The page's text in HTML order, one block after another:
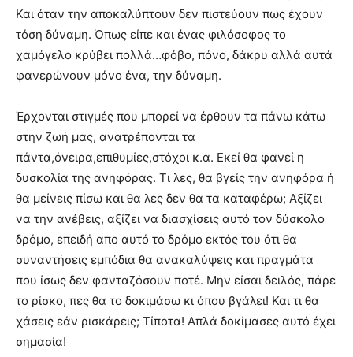
Και όταν την αποκαλύπτουν δεν πιστεύουν πως έχουν
τόση δύναμη. Όπως είπε και ένας φιλόσοφος το
χαμόγελο κρύβει πολλά…φόβο, πόνο, δάκρυ αλλά αυτά
φανερώνουν μόνο ένα, την δύναμη.
Έρχονται στιγμές που μπορεί να έρθουν τα πάνω κάτω
στην ζωή μας, ανατρέπονται τα
πάντα,όνειρα,επιθυμίες,στόχοι κ.α. Εκεί θα φανεί η
δυσκολία της ανηφόρας. Τι λες, θα βγείς την ανηφόρα ή
θα μείνεις πίσω και θα λες δεν θα τα καταφέρω; Αξίζει
να την ανέβεις, αξίζει να διασχίσεις αυτό τον δύσκολο
δρόμο, επειδή απο αυτό το δρόμο εκτός του ότι θα
συναντήσεις εμπόδια θα ανακαλύψεις και πραγμάτα
που ίσως δεν φανταζόσουν ποτέ. Μην είσαι δειλός, πάρε
το ρίσκο, πες θα το δοκιμάσω κι όπου βγάλει! Και τι θα
χάσεις εάν ρισκάρεις; Τίποτα! Απλά δοκίμασες αυτό έχει
σημασία!